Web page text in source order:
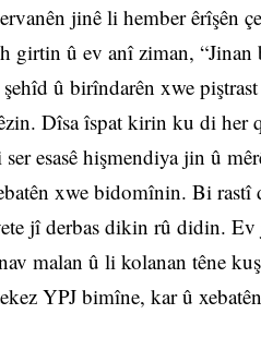
jinê li hember êrîşên
girtin û ev anî ziman, “Jinan
û birîndarên xwe
Dîsa îspat kirin ku di her
esasê hişmendiya jin û
xwe bidomînin. Bi
jî derbas dikin rû didin.
malan û li kolanan têne
YPJ bimîne, kar û